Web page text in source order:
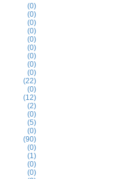
(0)
(0)
(0)
(0)
(0)
(0)
(0)
(0)
(0)
(22)
(0)
(12)
(2)
(0)
(5)
(0)
(90)
(0)
(1)
(0)
(0)